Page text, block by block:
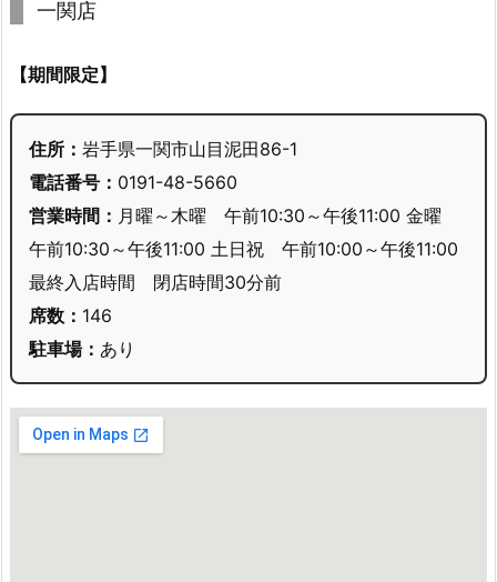
一関店
【期間限定】
住所： 岩手県一関市山目泥田86-1
電話番号： 0191-48-5660
営業時間： 月曜～木曜 午前10:30～午後11:00 金曜
午前10:30～午後11:00 土日祝 午前10:00～午後11:00
最終入店時間 閉店時間30分前
席数： 146
駐車場： あり